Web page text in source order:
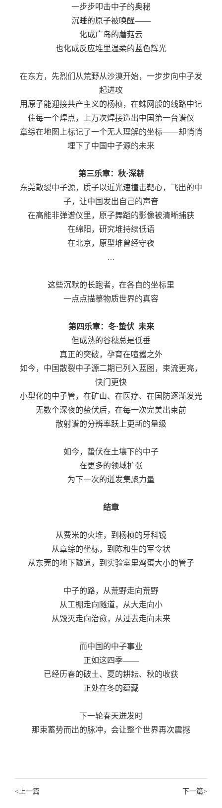
一步步叩击中子的奥秘
沉睡的原子被唤醒——
化成广岛的蘑菇云
也化成反应堆里温柔的蓝色辉光
在东方，先烈们从荒野从沙漠开始，一步步向中子发
起进攻
用原子能迎接共产主义的杨桢，在蛛网般的线路中记
住每一个焊点，上万次焊接造出中国第一台谱仪
章综在地图上标记了一个无人理解的坐标——却悄悄
埋下了中国中子源的未来
第三乐章：秋·深耕
东莞散裂中子源，质子以近光速撞击靶心，飞出的中
子，让中国发出自己的声音
在高能非弹谱仪里，原子舞蹈的影像被清晰捕获
在绵阳，研究堆持续低语
在北京，原型堆曾经守夜
…
这些沉默的长跑者，在各自的坐标里
一点点描摹物质世界的真容
第四乐章：冬·蛰伏未来
但成熟的谷穗总是低垂
真正的突破，孕育在喧嚣之外
如今，中国散裂中子源二期已列入蓝图，束流更亮，
快门更快
小型化的中子管，在矿山、在医疗、在国防逐渐发光
无数个深夜的蛰伏后，在每一次完美出束前
散射谱的分辨率跃上更新的量级
如今，蛰伏在土壤下的中子
在更多的领域扩张
为下一次的迸发集聚力量
结章
从费米的火堆，到杨桢的牙科镜
从章综的坐标，到陈和生的军令状
从东莞的地下隧道，到实验室里鸡蛋大小的管子
中子的路，从荒野走向荒野
从工棚走向隧道，从大走向小
从毁灭走向治愈，从过去走向未来
而中国的中子事业
正如这四季——
已经历春的破土、夏的耕耘、秋的收获
正处在冬的蕴藏
下一轮春天迸发时
那束蓄势而出的脉冲，会让整个世界再次震撼
< 上一篇 下一篇>